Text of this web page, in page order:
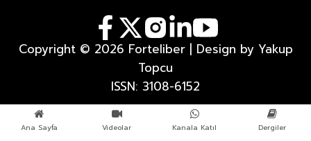
Copyright © 2026 Forteliber | Design by Yakup
Topcu
ISSN: 3108-6152
Ana Sayfa Videolar Kanala Katıl Dergiler